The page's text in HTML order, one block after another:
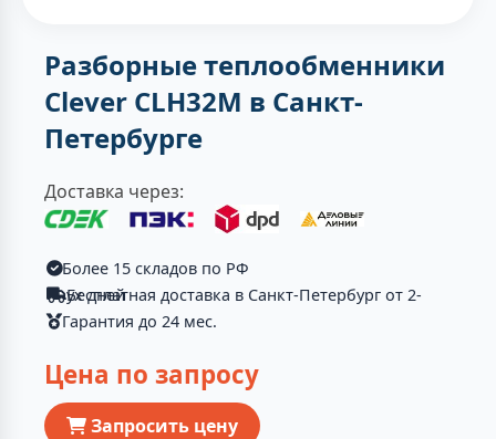
Разборные теплообменники
Clever CLH32M в Санкт-
Петербурге
Доставка через:
Более 15 складов по РФ
Бесплатная доставка в Санкт-Петербург от 2-ух дней
Гарантия до 24 мес.
Цена по запросу
Запросить цену